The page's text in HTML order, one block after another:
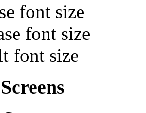
font size
font size
font size